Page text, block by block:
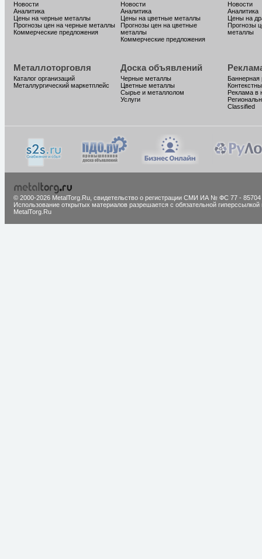
Новости
Аналитика
Цены на черные металлы
Прогнозы цен на черные металлы
Коммерческие предложения
Новости
Аналитика
Цены на цветные металлы
Прогнозы цен на цветные
металлы
Коммерческие предложения
Новости
Аналитика
Цены на
Прогнозы
металлы
Металлоторговля
Каталог организаций
Металлургический маркетплейс
Доска объявлений
Черные металлы
Цветные металлы
Сырье и металлолом
Услуги
Баннерная
Реклама в
Classified
© 2000-2026 MetalTorg.Ru, cвидетельство о регистрации СМИ ИА № ФС 77 - 85704
Использование открытых материалов разрешается с обязательной гиперссылкой
MetalTorg.Ru